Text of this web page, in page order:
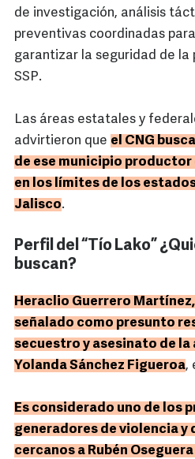
de investigación, análisis
preventivas coordinadas
garantizar la seguridad de la
SSP.
Las áreas estatales y
advirtieron que el CNG
de ese municipio
en los límites de los
Jalisco.
Perfil del “Tío Lako”
buscan?
Heraclio Guerrero
señalado como presunto
secuestro y asesinato de
Yolanda Sánchez Figueroa,
Es considerado uno de los
generadores de violencia y
cercanos a Rubén